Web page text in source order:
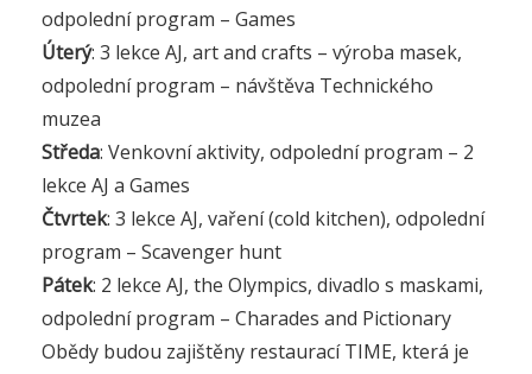
odpolední program – Games
Úterý: 3 lekce AJ, art and crafts – výroba masek,
odpolední program – návštěva Technického
muzea
Středa: Venkovní aktivity, odpolední program – 2
lekce AJ a Games
Čtvrtek: 3 lekce AJ, vaření (cold kitchen), odpolední
program – Scavenger hunt
Pátek: 2 lekce AJ, the Olympics, divadlo s maskami,
odpolední program – Charades and Pictionary
Obědy budou zajištěny restaurací TIME, která je